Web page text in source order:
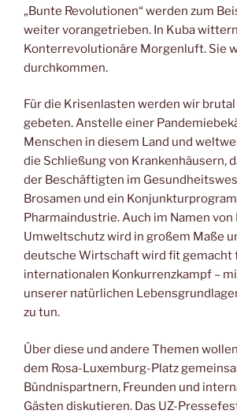
„Bunte Revolutionen“ werden zum
weiter vorangetrieben. In Kuba wittern
Konterrevolutionäre Morgenluft. Sie
durchkommen.
Für die Krisenlasten werden wir brutal
gebeten. Anstelle einer
Menschen in diesem Land und
die Schließung von Krankenhäusern,
der Beschäftigten im
Brosamen und ein
Pharmaindustrie. Auch im Namen von
Umweltschutz wird in großem Maße
deutsche Wirtschaft wird fit gemacht
internationalen Konkurrenzkampf –
unserer natürlichen
zu tun.
Über diese und andere Themen
dem Rosa-Luxemburg-Platz
Bündnispartnern, Freunden und
Gästen diskutieren. Das UZ-